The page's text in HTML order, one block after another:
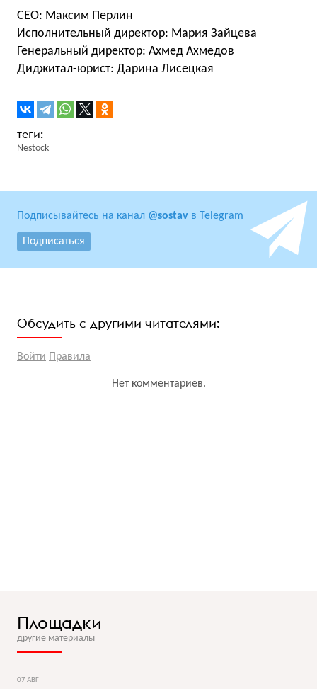
CEO: Максим Перлин
Исполнительный директор: Мария Зайцева
Генеральный директор: Ахмед Ахмедов
Диджитал-юрист: Дарина Лисецкая
Nestock
Подписывайтесь на канал @sostav в Telegram
Подписаться
Обсудить с другими читателями:
Войти Правила
Нет комментариев.
Площадки
другие материалы
07 АВГ